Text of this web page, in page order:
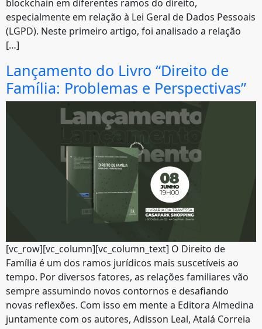
blockchain em diferentes ramos do direito,
especialmente em relação à Lei Geral de Dados Pessoais
(LGPD). Neste primeiro artigo, foi analisado a relação
[…]
Lançamento do Livro “Direito de
Família: Problemas e Perspectivas”
[vc_row][vc_column][vc_column_text] O Direito de
Família é um dos ramos jurídicos mais suscetíveis ao
tempo. Por diversos fatores, as relações familiares vão
sempre assumindo novos contornos e desafiando
novas reflexões. Com isso em mente a Editora Almedina
juntamente com os autores, Adisson Leal, Atalá Correia